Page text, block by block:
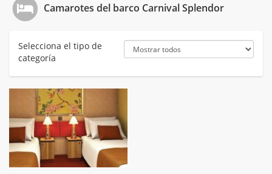
Camarotes del barco Carnival Splendor
Selecciona el tipo de
categoría